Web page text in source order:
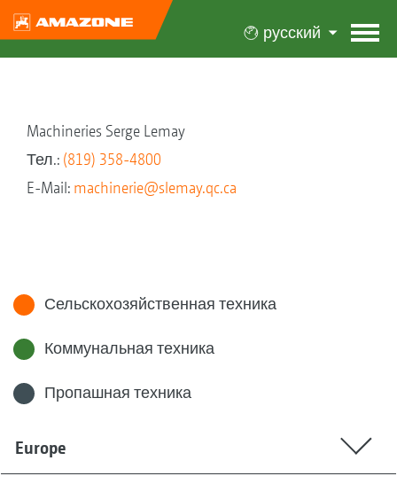
русский
Machineries Serge Lemay
Тел.: (819) 358-4800
E-Mail: machinerie@slemay.qc.ca
Сельскохозяйственная техника
Коммунальная техника
Пропашная техника
Europe